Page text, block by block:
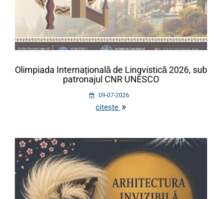
Olimpiada Internațională de Lingvistică 2026, sub
patronajul CNR UNESCO
09-07-2026
citește